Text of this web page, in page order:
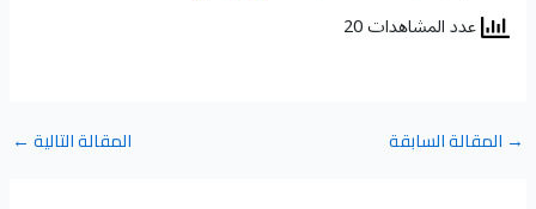
عدد المشاهدات 20
→ المقالة السابقة المقالة التالية ←